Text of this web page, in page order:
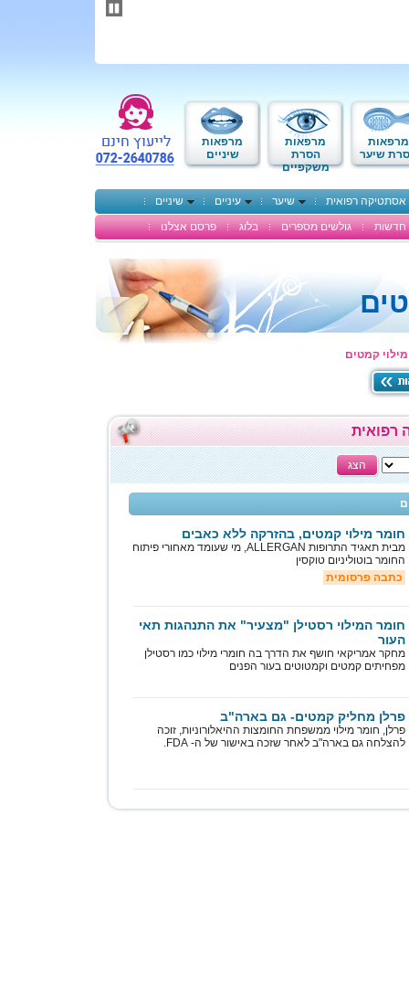
מרפאות
שיער
מרפאות
הסרת
משקפיים
מרפאות
שיניים
אסתטיקה רפואית שיער עיניים
שיניים
חדשות
גולשים מספרים בלוג פרסם אצלנו
קמטים
רפואית
הצג
חומר מילוי קמטים, בהזרקה ללא כאבים
מבית תאגיד התרופות ALLERGAN, מי שעומד מאחורי פיתוח
החומר בוטוליניום טוקסין
כתבה פרסומית
חומר המילוי רסטילן "מצעיר" את התנהגות תאי
העור
מחקר אמריקאי חושף את הדרך בה חומרי מילוי כמו רסטילן
מפחיתים קמטים וקמטוטים בעור הפנים
פרלן מחליק קמטים- גם בארה"ב
פרלן, חומר מילוי ממשפחת החומצות ההיאלורוניות, זוכה
להצלחה גם בארה"ב לאחר שזכה באישור של ה- FDA.